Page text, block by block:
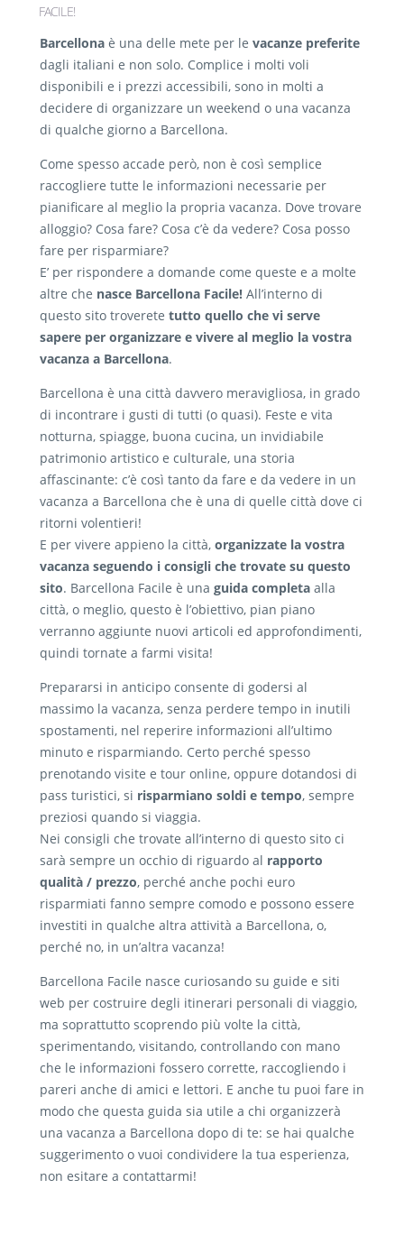
FACILE!
Barcellona è una delle mete per le vacanze preferite
dagli italiani e non solo. Complice i molti voli
disponibili e i prezzi accessibili, sono in molti a
decidere di organizzare un weekend o una vacanza
di qualche giorno a Barcellona.
Come spesso accade però, non è così semplice
raccogliere tutte le informazioni necessarie per
pianificare al meglio la propria vacanza. Dove trovare
alloggio? Cosa fare? Cosa c’è da vedere? Cosa posso
fare per risparmiare?
E’ per rispondere a domande come queste e a molte
altre che nasce Barcellona Facile! All’interno di
questo sito troverete tutto quello che vi serve
sapere per organizzare e vivere al meglio la vostra
vacanza a Barcellona.
Barcellona è una città davvero meravigliosa, in grado
di incontrare i gusti di tutti (o quasi). Feste e vita
notturna, spiagge, buona cucina, un invidiabile
patrimonio artistico e culturale, una storia
affascinante: c’è così tanto da fare e da vedere in un
vacanza a Barcellona che è una di quelle città dove ci
ritorni volentieri!
E per vivere appieno la città, organizzate la vostra
vacanza seguendo i consigli che trovate su questo
sito. Barcellona Facile è una guida completa alla
città, o meglio, questo è l’obiettivo, pian piano
verranno aggiunte nuovi articoli ed approfondimenti,
quindi tornate a farmi visita!
Prepararsi in anticipo consente di godersi al
massimo la vacanza, senza perdere tempo in inutili
spostamenti, nel reperire informazioni all’ultimo
minuto e risparmiando. Certo perché spesso
prenotando visite e tour online, oppure dotandosi di
pass turistici, si risparmiano soldi e tempo, sempre
preziosi quando si viaggia.
Nei consigli che trovate all’interno di questo sito ci
sarà sempre un occhio di riguardo al rapporto
qualità / prezzo, perché anche pochi euro
risparmiati fanno sempre comodo e possono essere
investiti in qualche altra attività a Barcellona, o,
perché no, in un’altra vacanza!
Barcellona Facile nasce curiosando su guide e siti
web per costruire degli itinerari personali di viaggio,
ma soprattutto scoprendo più volte la città,
sperimentando, visitando, controllando con mano
che le informazioni fossero corrette, raccogliendo i
pareri anche di amici e lettori. E anche tu puoi fare in
modo che questa guida sia utile a chi organizzerà
una vacanza a Barcellona dopo di te: se hai qualche
suggerimento o vuoi condividere la tua esperienza,
non esitare a contattarmi!